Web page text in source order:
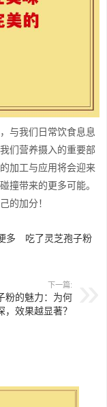
与我们日常饮食息息
们营养摄入的重要部
加工与应用将会迎来
撞带来的更多可能。
的加分！
多
吃了灵芝孢子粉
下一篇:
粉的魅力：为何
，效果越显著？